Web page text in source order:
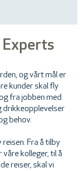
Experts
og vårt mål er
kunder skal fly
fra jobben med
drikkeopplevelser
behov.
Fra å tilby
kolleger, til å
reiser, skal vi